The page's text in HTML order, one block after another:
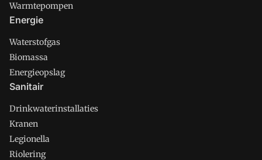
Warmtepompen
Energie
Waterstofgas
Biomassa
Energieopslag
Sanitair
Drinkwaterinstallaties
Kranen
Legionella
Riolering